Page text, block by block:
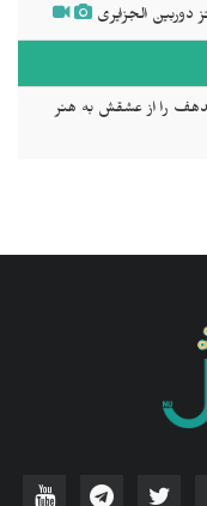
دوربین الجزایری
را از عشقش به هنر